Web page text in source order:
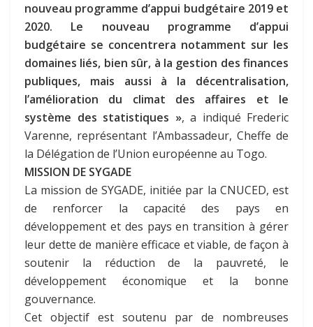
nouveau programme d’appui budgétaire 2019 et
2020. Le nouveau programme d’appui
budgétaire se concentrera notamment sur les
domaines liés, bien sûr, à la gestion des finances
publiques, mais aussi à la décentralisation,
l’amélioration du climat des affaires et le
système des statistiques », a indiqué Frederic
Varenne, représentant l’Ambassadeur, Cheffe de
la Délégation de l’Union européenne au Togo.
MISSION DE SYGADE
La mission de SYGADE, initiée par la CNUCED, est
de renforcer la capacité des pays en
développement et des pays en transition à gérer
leur dette de manière efficace et viable, de façon à
soutenir la réduction de la pauvreté, le
développement économique et la bonne
gouvernance.
Cet objectif est soutenu par de nombreuses